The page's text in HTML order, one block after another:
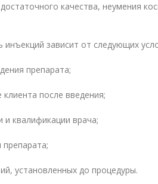
качества, неумения
инъекций зависит от следующих
препарата;
клиента после введения;
и квалификации врача;
препарата;
установленных до процедуры.